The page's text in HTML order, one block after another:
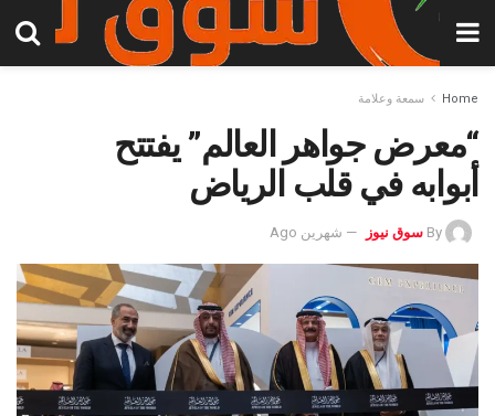
Home سمعة وعلامة
“معرض جواهر العالم” يفتتح
أبوابه في قلب الرياض
By سوق نيوز شهرين Ago